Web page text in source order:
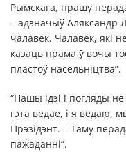
Рымскага, прашу
– адзначыў Аляксандр
чалавек. Чалавек, які
казаць прама ў вочы
пластоў насельніцтва”.
“Нашы ідэі і погляды
гэта ведае, і я ведаю,
Прэзідэнт. – Таму
пажаданні”.